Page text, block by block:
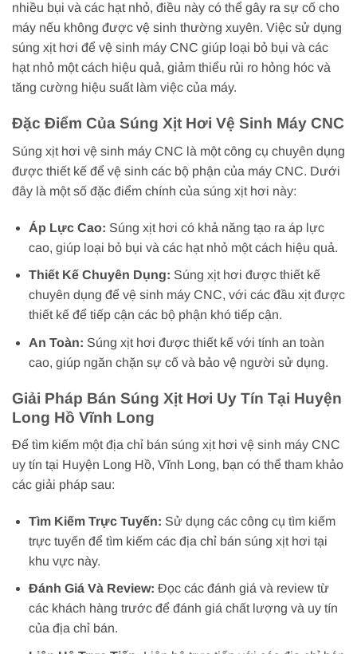
nhiều bụi và các hạt nhỏ, điều này có thể gây ra sự cố cho
máy nếu không được vệ sinh thường xuyên. Việc sử dụng
súng xịt hơi để vệ sinh máy CNC giúp loại bỏ bụi và các
hạt nhỏ một cách hiệu quả, giảm thiểu rủi ro hỏng hóc và
tăng cường hiệu suất làm việc của máy.
Đặc Điểm Của Súng Xịt Hơi Vệ Sinh Máy CNC
Súng xịt hơi vệ sinh máy CNC là một công cụ chuyên dụng
được thiết kế để vệ sinh các bộ phận của máy CNC. Dưới
đây là một số đặc điểm chính của súng xịt hơi này:
Áp Lực Cao: Súng xịt hơi có khả năng tạo ra áp lực
cao, giúp loại bỏ bụi và các hạt nhỏ một cách hiệu quả.
Thiết Kế Chuyên Dụng: Súng xịt hơi được thiết kế
chuyên dụng để vệ sinh máy CNC, với các đầu xịt được
thiết kế để tiếp cận các bộ phận khó tiếp cận.
An Toàn: Súng xịt hơi được thiết kế với tính an toàn
cao, giúp ngăn chặn sự cố và bảo vệ người sử dụng.
Giải Pháp Bán Súng Xịt Hơi Uy Tín Tại Huyện
Long Hồ Vĩnh Long
Để tìm kiếm một địa chỉ bán súng xịt hơi vệ sinh máy CNC
uy tín tại Huyện Long Hồ, Vĩnh Long, bạn có thể tham khảo
các giải pháp sau:
Tìm Kiếm Trực Tuyến: Sử dụng các công cụ tìm kiếm
trực tuyến để tìm kiếm các địa chỉ bán súng xịt hơi tại
khu vực này.
Đánh Giá Và Review: Đọc các đánh giá và review từ
các khách hàng trước để đánh giá chất lượng và uy tín
của địa chỉ bán.